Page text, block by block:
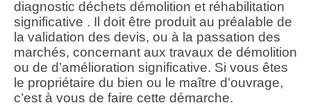
diagnostic déchets démolition et réhabilitation
significative . Il doit être produit au préalable de
la validation des devis, ou à la passation des
marchés, concernant aux travaux de démolition
ou de d’amélioration significative. Si vous êtes
le propriétaire du bien ou le maître d’ouvrage,
c’est à vous de faire cette démarche.